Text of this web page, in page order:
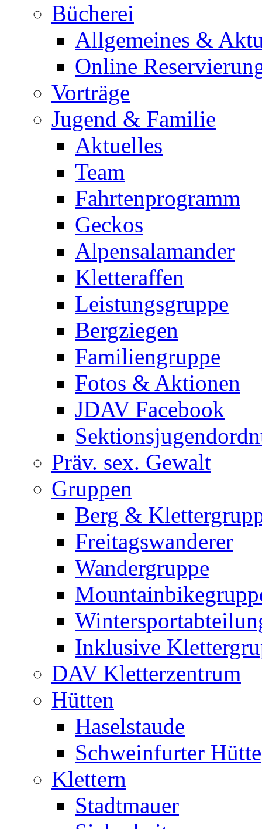
Bücherei
Allgemeines &
Online
Vorträge
Jugend & Familie
Aktuelles
Team
Fahrtenprogramm
Geckos
Alpensalamander
Kletteraffen
Leistungsgruppe
Bergziegen
Familiengruppe
Fotos & Aktionen
JDAV Facebook
Präv. sex. Gewalt
Gruppen
Berg &
Freitagswanderer
Wandergruppe
Inklusive
DAV Kletterzentrum
Hütten
Haselstaude
Schweinfurter Hütte
Klettern
Stadtmauer